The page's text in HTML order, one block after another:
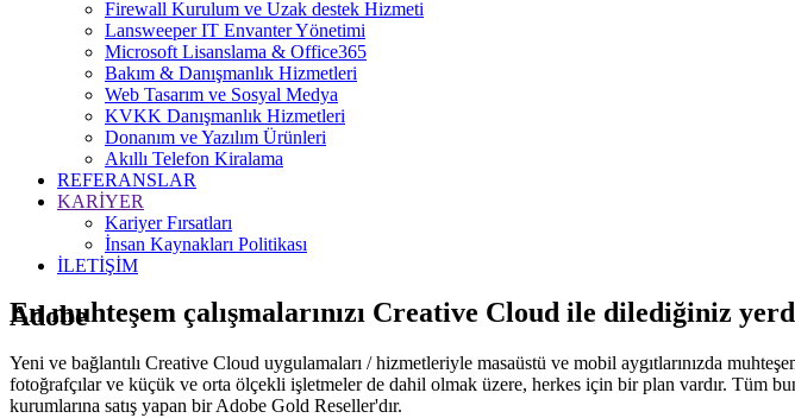
Firewall Kurulum ve Uzak destek Hizmeti
Lansweeper IT Envanter Yönetimi
Microsoft Lisanslama & Office365
Bakım & Danışmanlık Hizmetleri
Web Tasarım ve Sosyal Medya
KVKK Danışmanlık Hizmetleri
Donanım ve Yazılım Ürünleri
Akıllı Telefon Kiralama
REFERANSLAR
KARİYER
Kariyer Fırsatları
İnsan Kaynakları Politikası
İLETİŞİM
Adobe
En muhteşem çalışmalarınızı Creative Cloud ile dilediğiniz
Yeni ve bağlantılı Creative Cloud uygulamaları / hizmetleriyle masaüstü ve mobil aygıtlarınızda
fotoğrafçılar ve küçük ve orta ölçekli işletmeler de dahil olmak üzere, herkes için bir plan vardır. Tüm
kurumlarına satış yapan bir Adobe Gold Reseller'dır.